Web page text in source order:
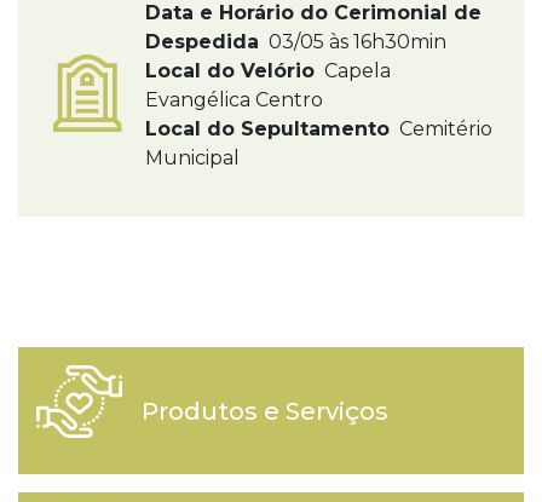
Data e Horário do Cerimonial de
Despedida 03/05 às 16h30min
Local do Velório Capela
Evangélica Centro
Local do Sepultamento Cemitério
Municipal
Produtos e Serviços